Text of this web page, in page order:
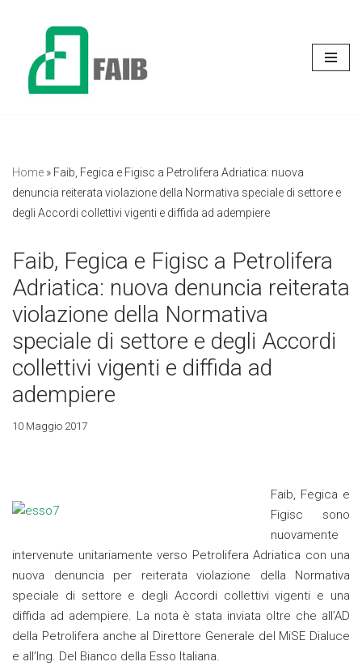
contenuto
Home » Faib, Fegica e Figisc a Petrolifera Adriatica: nuova
denuncia reiterata violazione della Normativa speciale di settore e
degli Accordi collettivi vigenti e diffida ad adempiere
Faib, Fegica e Figisc a Petrolifera
Adriatica: nuova denuncia reiterata
violazione della Normativa
speciale di settore e degli Accordi
collettivi vigenti e diffida ad
adempiere
10 Maggio 2017
Faib, Fegica e
Figisc sono
nuovamente
intervenute unitariamente verso Petrolifera Adriatica con una
nuova denuncia per reiterata violazione della Normativa
speciale di settore e degli Accordi collettivi vigenti e una
diffida ad adempiere. La nota è stata inviata oltre che all’AD
della Petrolifera anche al Direttore Generale del MiSE Dialuce
e all’Ing. Del Bianco della Esso Italiana.